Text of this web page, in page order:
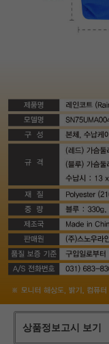
상품정보고시 보기